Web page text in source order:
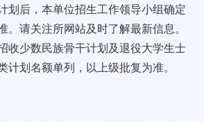
划后，本单位招生工作领导小组确定
。请关注所网站及时了解最新信息。
收少数民族骨干计划及退役大学生士
计划名额单列，以上级批复为准。